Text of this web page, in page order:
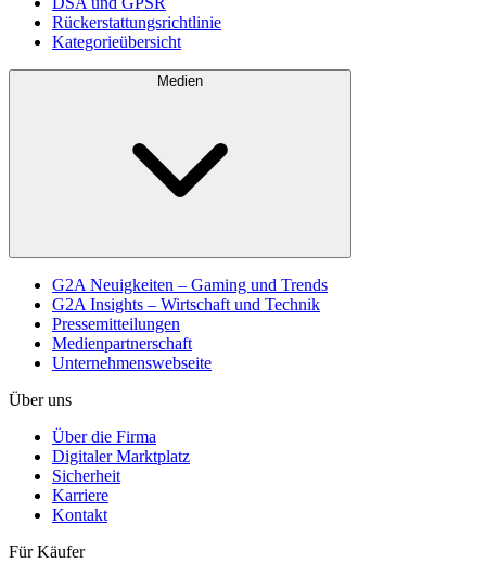
Rückerstattungsrichtlinie
Kategorieübersicht
Medien
G2A Neuigkeiten – Gaming und Trends
G2A Insights – Wirtschaft und Technik
Pressemitteilungen
Medienpartnerschaft
Unternehmenswebseite
Über uns
Über die Firma
Digitaler Marktplatz
Sicherheit
Karriere
Kontakt
Für Käufer